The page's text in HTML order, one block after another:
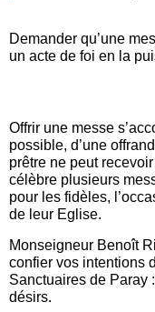
Demander qu’une
un acte de foi en la
Offrir une messe
possible, d’une
prêtre ne peut recevoir
célèbre plusieurs
pour les fidèles,
de leur Eglise.
Monseigneur Benoît
confier vos intentions
Sanctuaires de Paray
désirs.